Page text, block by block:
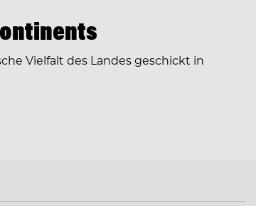
Vielfalt des Landes geschickt in